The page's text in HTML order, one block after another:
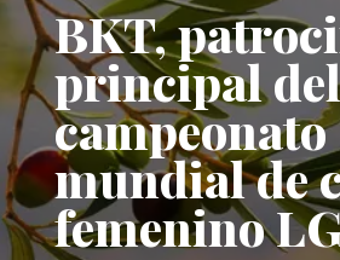
BKT,
principal del
campeonato
mundial de
femenino